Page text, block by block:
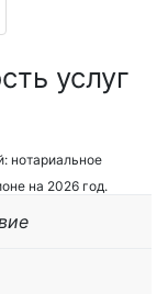
услуг
нотариальное
на 2026 год.